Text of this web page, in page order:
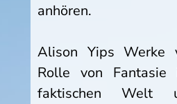
anhören.
Alison Yips Werke
Rolle von
faktischen Welt